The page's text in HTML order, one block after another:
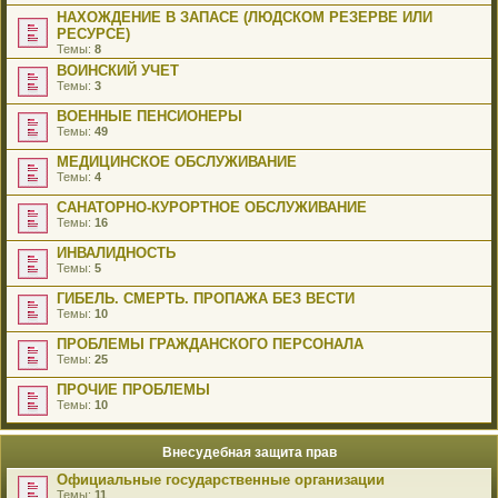
НАХОЖДЕНИЕ В ЗАПАСЕ (ЛЮДСКОМ РЕЗЕРВЕ ИЛИ
РЕСУРСЕ)
Темы: 8
ВОИНСКИЙ УЧЕТ
Темы: 3
ВОЕННЫЕ ПЕНСИОНЕРЫ
Темы: 49
МЕДИЦИНСКОЕ ОБСЛУЖИВАНИЕ
Темы: 4
САНАТОРНО-КУРОРТНОЕ ОБСЛУЖИВАНИЕ
Темы: 16
ИНВАЛИДНОСТЬ
Темы: 5
ГИБЕЛЬ. СМЕРТЬ. ПРОПАЖА БЕЗ ВЕСТИ
Темы: 10
ПРОБЛЕМЫ ГРАЖДАНСКОГО ПЕРСОНАЛА
Темы: 25
ПРОЧИЕ ПРОБЛЕМЫ
Темы: 10
Внесудебная защита прав
Официальные государственные организации
Темы: 11